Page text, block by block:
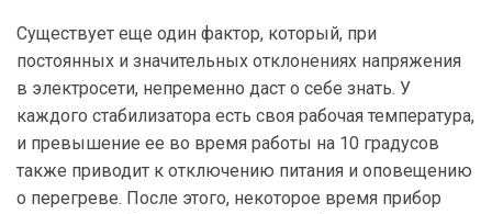
Существует еще один фактор, который, при
постоянных и значительных отклонениях напряжения
в электросети, непременно даст о себе знать. У
каждого стабилизатора есть своя рабочая температура,
и превышение ее во время работы на 10 градусов
также приводит к отключению питания и оповещению
о перегреве. После этого, некоторое время прибор